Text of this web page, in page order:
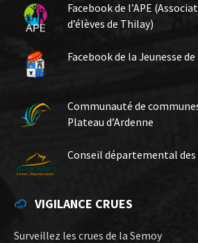
Facebook de l’APE
d’élèves de Thilay)
Facebook de la Jeunesse
Communauté de
Plateau d’Ardenne
Conseil départemental des
VIGILANCE CRUES
Surveillez les crues de la Semoy